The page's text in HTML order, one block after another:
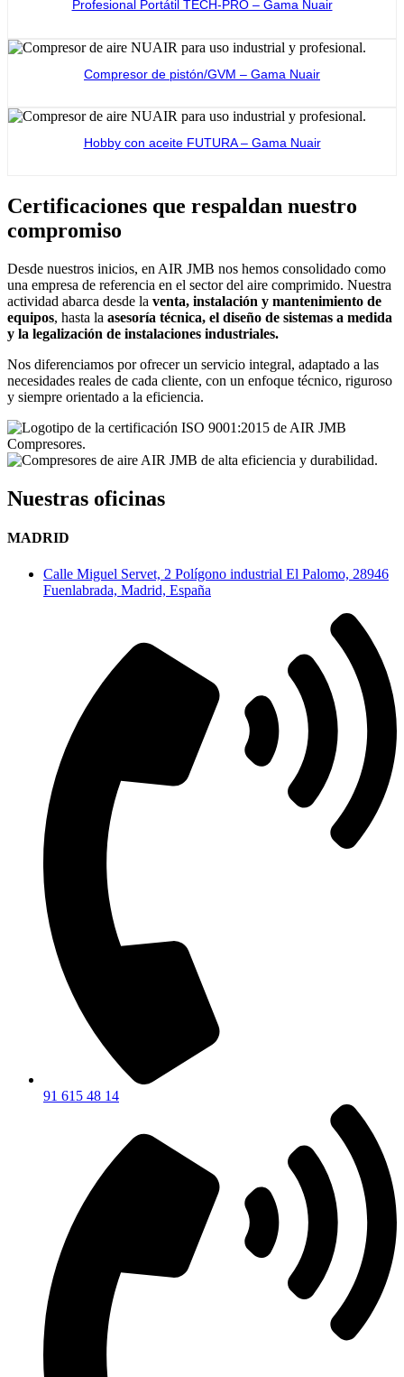
Profesional Portátil TECH-PRO – Gama Nuair
Compresor de pistón/GVM – Gama Nuair
Hobby con aceite FUTURA – Gama Nuair
Certificaciones que respaldan nuestro
compromiso
Desde nuestros inicios, en AIR JMB nos hemos consolidado como
una empresa de referencia en el sector del aire comprimido. Nuestra
actividad abarca desde la venta, instalación y mantenimiento de
equipos, hasta la asesoría técnica, el diseño de sistemas a medida
y la legalización de instalaciones industriales.
Nos diferenciamos por ofrecer un servicio integral, adaptado a las
necesidades reales de cada cliente, con un enfoque técnico, riguroso
y siempre orientado a la eficiencia.
Nuestras oficinas
MADRID
Calle Miguel Servet, 2 Polígono industrial El Palomo, 28946
Fuenlabrada, Madrid, España
91 615 48 14